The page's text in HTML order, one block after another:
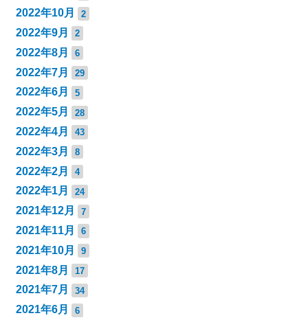
2022年10月 2
2022年9月 2
2022年8月 6
2022年7月 29
2022年6月 5
2022年5月 28
2022年4月 43
2022年3月 8
2022年2月 4
2022年1月 24
2021年12月 7
2021年11月 6
2021年10月 9
2021年8月 17
2021年7月 34
2021年6月 6